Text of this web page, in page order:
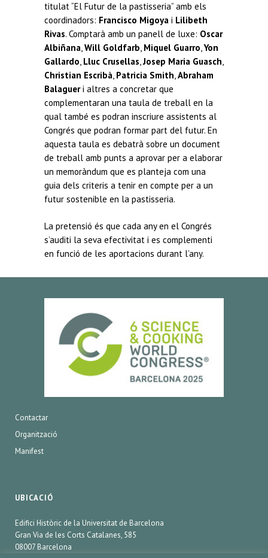
titulat “El Futur de la pastisseria” amb els
coordinadors: Francisco Migoya i Lilibeth
Rivas. Comptarà amb un panell de luxe: Oscar
Albiñana,Will Goldfarb, Miquel Guarro,Yon
Gallardo, Lluc Crusellas,Josep Maria Guasch,
Christian Escribà, Patricia Smith,Abraham
Balagueri altres a concretar que
complementaran una taula de treball en la
qual també es podran inscriure assistents al
Congrés que podran formar part del futur. En
aquesta taula es debatrà sobre un document
de treball amb punts a aprovar per a elaborar
un memoràndum que es planteja com una
guia dels criteris a tenir en compte per a un
futur sostenible en la pastisseria.
La pretensió és que cada any en el Congrés
s’auditi la seva efectivitat i es complementi
en funció de les aportacions durant l’any.
Contactar
Organització
Manifest
UBICACIÓ
Edifici Històric de la Universitat de Barcelona
Gran Via de les Corts Catalanes, 585
08007 Barcelona